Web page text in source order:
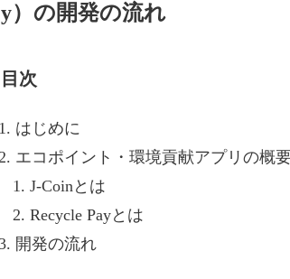
y）の開発の流れ
目次
はじめに
エコポイント・環境貢献アプリの概
J-Coinとは
Recycle Payとは
開発の流れ